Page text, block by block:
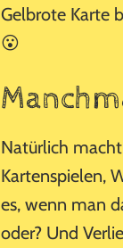
Gelbrote Karte
😮
Natürlich
Kartenspielen,
es, wenn man
oder? Und